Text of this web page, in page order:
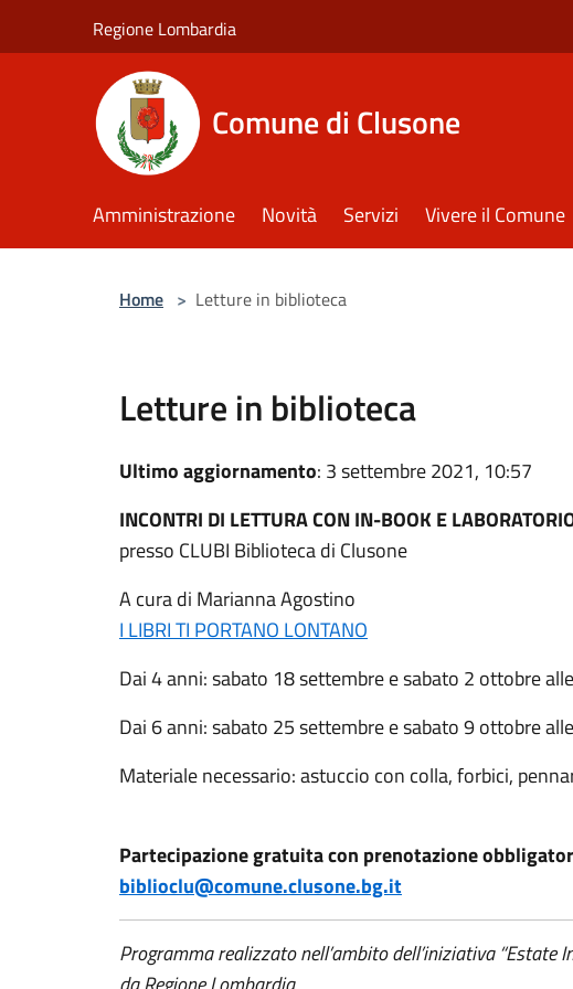
Regione Lombardia
Comune di Clusone
Amministrazione Novità Servizi Vivere il Comune
Home > Letture in biblioteca
Letture in biblioteca
Ultimo aggiornamento: 3 settembre 2021, 10:57
INCONTRI DI LETTURA CON IN-BOOK E
presso CLUBI Biblioteca di Clusone
A cura di Marianna Agostino
I LIBRI TI PORTANO LONTANO
Dai 4 anni: sabato 18 settembre e sabato 2 ottobre
Dai 6 anni: sabato 25 settembre e sabato 9 ottobre
Materiale necessario: astuccio con colla, forbici,
Partecipazione gratuita con prenotazione
biblioclu@comune.clusone.bg.it
Programma realizzato nell’ambito dell’iniziativa “Estate